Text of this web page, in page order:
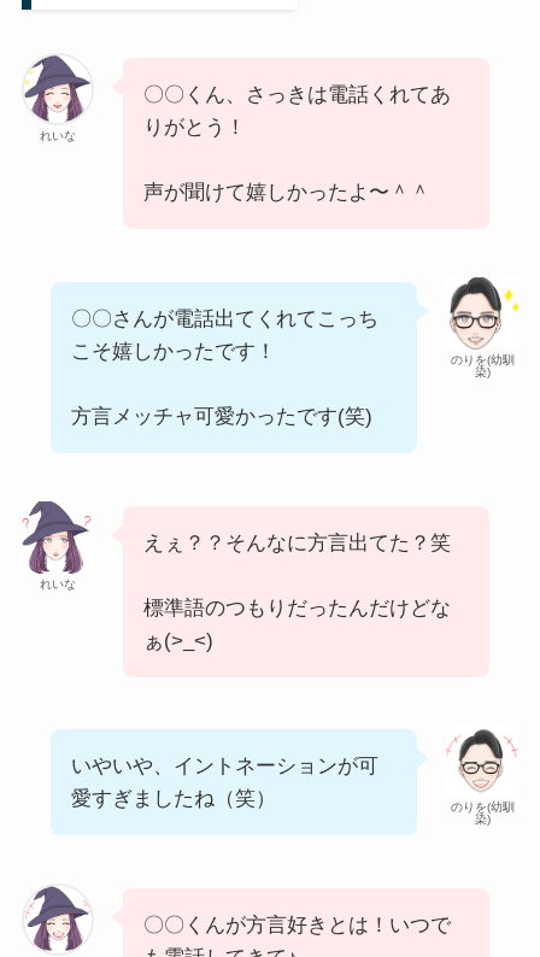
れいな
〇〇くん、さっきは電話くれてあ
りがとう！
声が聞けて嬉しかったよ〜＾＾
のりを(幼馴
染)
〇〇さんが電話出てくれてこっち
こそ嬉しかったです！
方言メッチャ可愛かったです(笑)
れいな
えぇ？？そんなに方言出てた？笑
標準語のつもりだったんだけどな
ぁ(>_<)
のりを(幼馴
染)
いやいや、イントネーションが可
愛すぎましたね（笑）
〇〇くんが方言好きとは！いつで